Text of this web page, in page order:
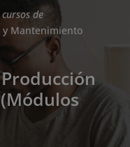
de
y Mantenimiento